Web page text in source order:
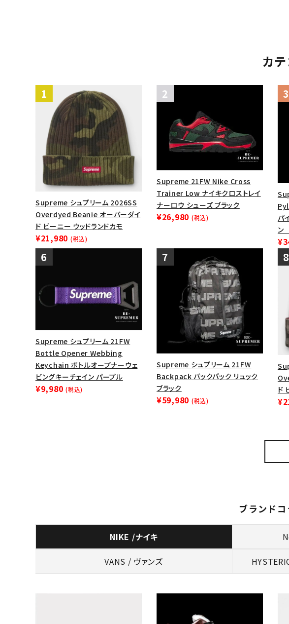
カ
Supreme シュプリーム 2026SS
Overdyed Beanie オーバーダイ
ド ビーニー ウッドランドカモ
¥21,980 (税込)
Supreme 21FW Nike Cross
Trainer Low ナイキクロストレイ
ナーロウ シューズ ブラック
¥26,980 (税込)
パ
ン
Supreme シュプリーム 21FW
Bottle Opener Webbing
Keychain ボトルオープナーウェ
ビングキーチェイン パープル
¥9,980 (税込)
Supreme シュプリーム 21FW
Backpack バックパック リュック
ブラック
¥59,980 (税込)
ド
ブランド
NIKE /ナイキ
VANS / ヴァンズ